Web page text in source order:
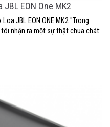
JBL EON One MK2
JBL EON ONE MK2 "Trong
nhận ra một sự thật chua chát: